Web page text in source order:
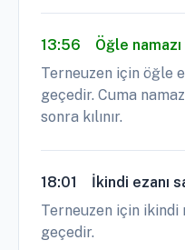
13:56
Öğle
Terneuzen için öğle
geçedir. Cuma
sonra kılınır.
18:01
İkindi ezanı
Terneuzen için ikindi
geçedir.